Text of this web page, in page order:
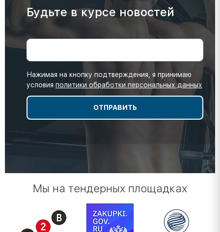
Будьте в курсе новостей
Нажимая на кнопку подтверждения, я принимаю
условия политики обработки персональных данных
Мы на тендерных площадках